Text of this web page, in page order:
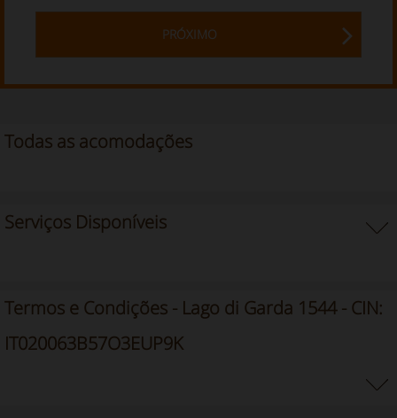
PRÓXIMO
Todas as acomodações
Serviços Disponíveis
Termos e Condições - Lago di Garda 1544 - CIN:
IT020063B57O3EUP9K